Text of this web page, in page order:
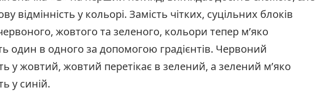
відмінність у кольорі. Замість чітких, суцільних блоків
жовтого та зеленого, кольори тепер м’яко
один в одного за допомогою градієнтів. Червоний
у жовтий, жовтий перетікає в зелений, а зелений м’яко
у синій.